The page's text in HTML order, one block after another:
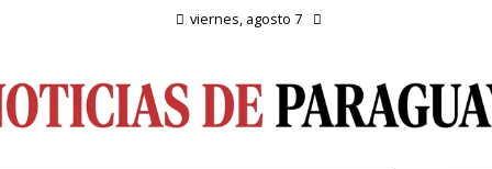
viernes, agosto 7